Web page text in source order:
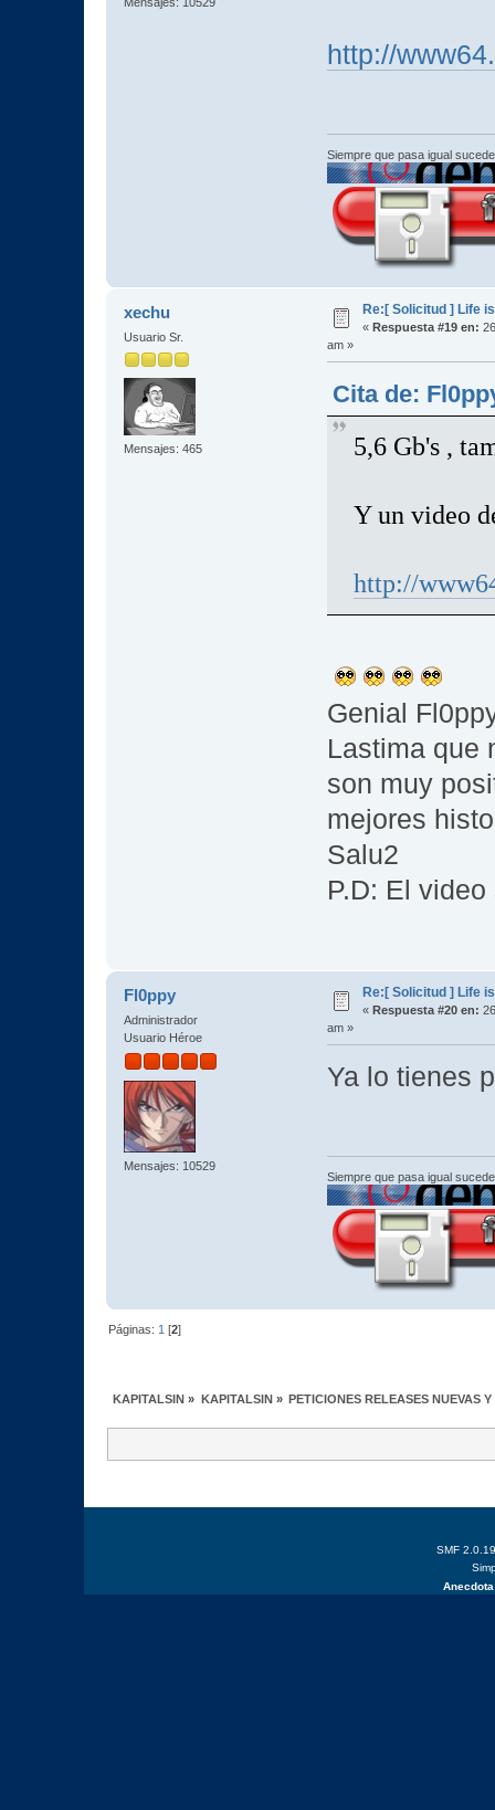
Mensajes: 10529
http://
Siempre que pasa igual
xechu
Usuario Sr.
Mensajes: 465
Re:[ Solicitud ] Life
« Respuesta #19 en:
am »
Cita de:
5,6 Gb's ,
Y un video
http://
Genial
Lastima que
son muy
mejores
Salu2
P.D: El
Fl0ppy
Administrador
Usuario Héroe
Mensajes: 10529
Re:[ Solicitud ] Life
« Respuesta #20 en:
am »
Ya lo tienes
Siempre que pasa igual
Páginas: 1 [2]
KAPITALSIN » KAPITALSIN» PETICIONES RELEASES NUEVAS
SMF 2.0.19
Anecdota